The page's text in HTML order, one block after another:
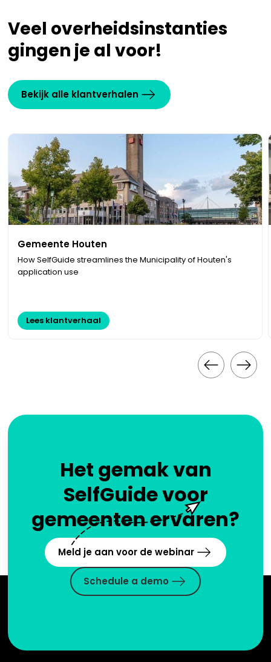
Veel overheidsinstanties
gingen je al voor!
Bekijk alle klantverhalen
Gemeente Houten
How SelfGuide streamlines the Municipality of Houten's
application use
Lees klantverhaal
Het gemak van
SelfGuide voor
gemeenten ervaren?
Meld je aan voor de webinar
Schedule a demo